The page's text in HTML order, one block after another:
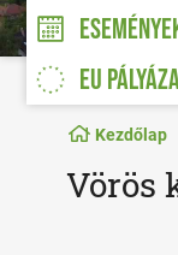
EU
Kezdőlap
Vörös